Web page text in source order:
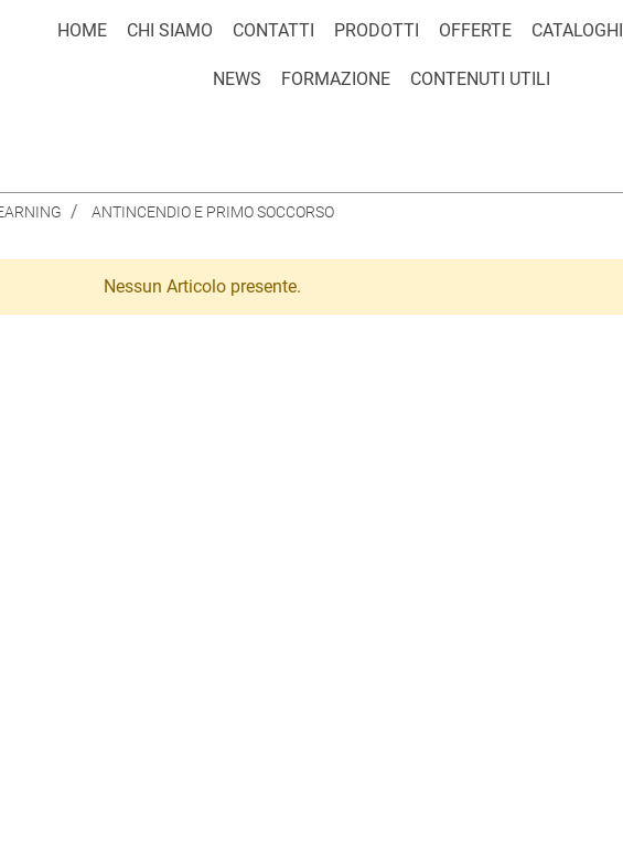
HOME CHI SIAMO CONTATTI PRODOTTI OFFERTE CATALOGHI
NEWS FORMAZIONE CONTENUTI UTILI
ANTINCENDIO E PRIMO SOCCORSO
Nessun Articolo presente.